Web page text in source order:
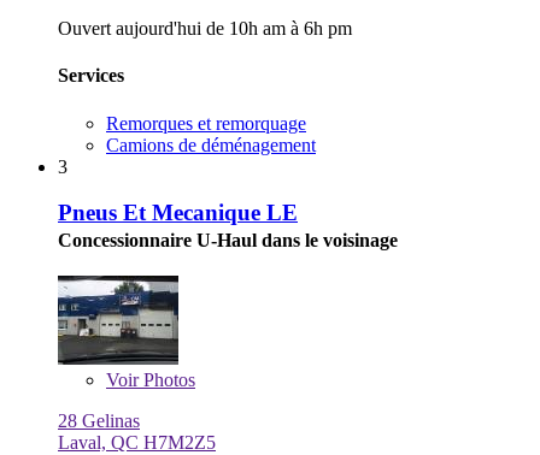
Ouvert aujourd'hui de 10h am à 6h pm
Services
Remorques et remorquage
Camions de déménagement
3
Pneus Et Mecanique LE
Concessionnaire U-Haul dans le voisinage
VoirPhotos
28 Gelinas
Laval, QC H7M2Z5